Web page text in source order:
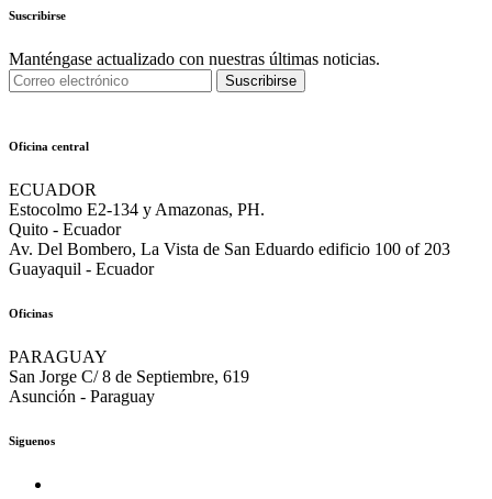
Suscribirse
Manténgase actualizado con nuestras últimas noticias.
Suscribirse
Oficina central
ECUADOR
Estocolmo E2-134 y Amazonas, PH.
Quito - Ecuador
Av. Del Bombero, La Vista de San Eduardo edificio 100 of 203
Guayaquil - Ecuador
Oficinas
PARAGUAY
San Jorge C/ 8 de Septiembre, 619
Asunción - Paraguay
Siguenos